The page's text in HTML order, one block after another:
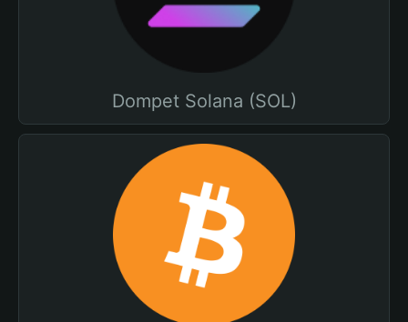
Dompet Solana (SOL)